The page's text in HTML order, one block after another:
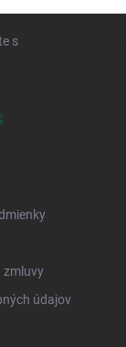
s
zmluvy
údajov